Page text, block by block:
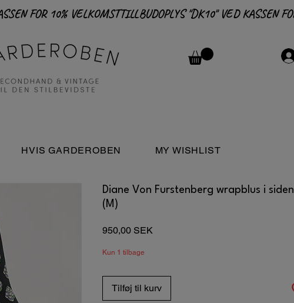
HVIS GARDEROBEN MY WISHLIST
Diane Von Furstenberg wrapblus i siden
(M)
950,00 SEK
Kun 1 tilbage
Tilføj til kurv